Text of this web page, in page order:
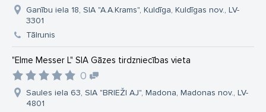
Ganību iela 18, SIA "A.A.Krams", Kuldīga, Kuldīgas nov., LV-
3301
Tālrunis
"Elme Messer L" SIA Gāzes tirdzniecības vieta
0
Saules iela 63, SIA "BRIEŽI AJ", Madona, Madonas nov., LV-
4801